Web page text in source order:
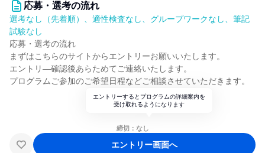
応募・選考の流れ
選考なし（先着順）、適性検査なし、グループワークなし、筆記
試験なし
応募・選考の流れ
まずはこちらのサイトからエントリーお願いいたします。
エントリ―確認後あらためてご連絡いたします。
プログラムご参加のご希望日程などご相談させていただきます。
エントリーするとプログラムの詳細案内を
受け取れるようになります
締切：なし
エントリー画面へ